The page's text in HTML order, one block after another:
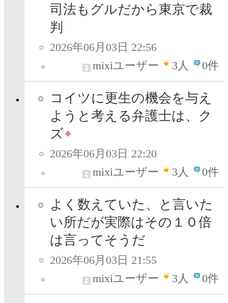
司法もグルだから東京で裁
判
2026年06月03日 22:56
mixiユーザー
3人 0件
コイツに更生の機会を与え
ようと考える弁護士は、ク
ズ
2026年06月03日 22:20
mixiユーザー
3人 0件
よく数えていた、と言いた
い所だが実際はその１０倍
は言ってそうだ
2026年06月03日 21:55
mixiユーザー
3人 0件